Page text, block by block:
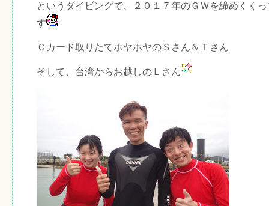
というダイビングで、２０１７年のＧＷを締めくく
す
Ｃカード取りたてホヤホヤのＳさん＆Ｔさん
そして、台湾からお越しのＬさん